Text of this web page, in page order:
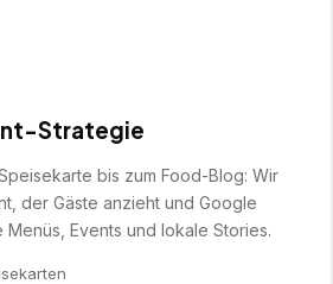
Strategie
bis zum Food-Blog: Wir
, der Gäste anzieht und Google
Events und lokale Stories.